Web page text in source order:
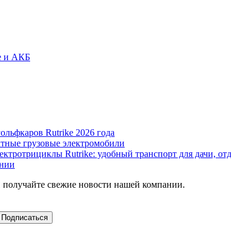
и АКБ
Rutrike 2026 года
грузовые электромобили
Rutrike: удобный транспорт для дачи,
свежие новости нашей компании.